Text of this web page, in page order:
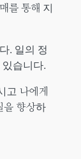
를 통해 지
. 일의 정
습니다.
고 나에게
을 향상하